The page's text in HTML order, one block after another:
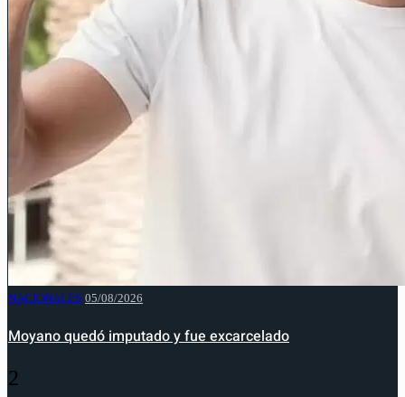
NACIONALES 05/08/2026
Moyano quedó imputado y fue excarcelado
2